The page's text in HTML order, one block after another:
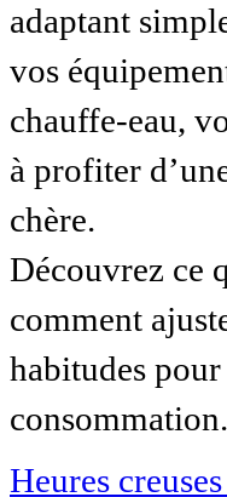
adaptant
vos
chauffe-eau,
à profiter
chère.
Découvrez ce
comment
habitudes
consommation.
Heures